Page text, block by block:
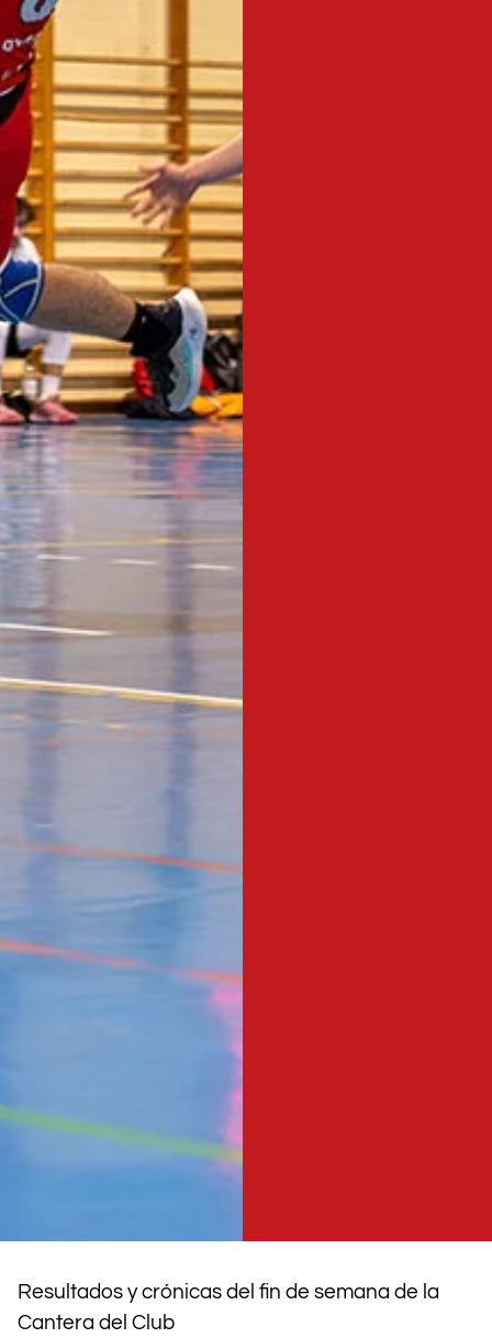
Resultados y crónicas del fin de semana de la
Cantera del Club